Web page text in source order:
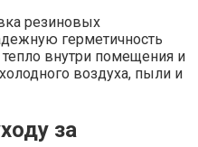
резиновых
герметичность
тепло внутри помещения и
воздуха, пыли и
за